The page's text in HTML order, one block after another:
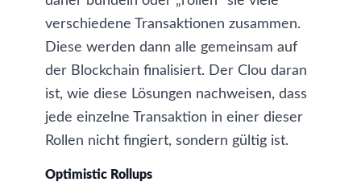
verschiedene Transaktionen zusammen.
Diese werden dann alle gemeinsam auf
der Blockchain finalisiert. Der Clou daran
ist, wie diese Lösungen nachweisen, dass
jede einzelne Transaktion in einer dieser
Rollen nicht fingiert, sondern gültig ist.
Optimistic Rollups